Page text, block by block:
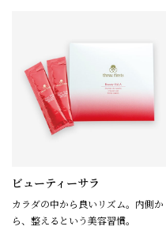
ビューティーサラ
カラダの中から良いリズム。内側か
ら、整えるという美容習慣。